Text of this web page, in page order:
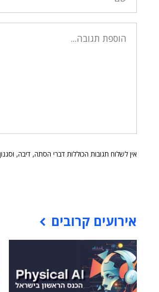
אין לשלוח תגובות הכוללות דברי הסתה, דיבה,
אירועים קרובים